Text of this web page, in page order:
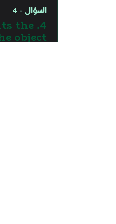
السؤال - 4
the
object